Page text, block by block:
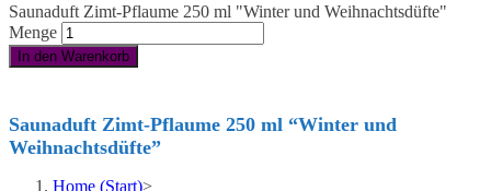
Saunaduft Zimt-Pflaume 250 ml "Winter und Weihnachtsdüfte"
Menge
In den Warenkorb
Saunaduft Zimt-Pflaume 250 ml “Winter und
Weihnachtsdüfte”
Home (Start)>